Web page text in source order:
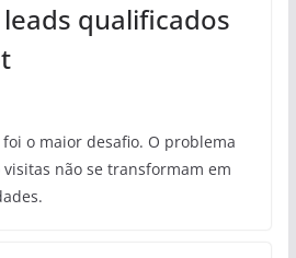
qualificados
o maior desafio. O problema
não se transformam em